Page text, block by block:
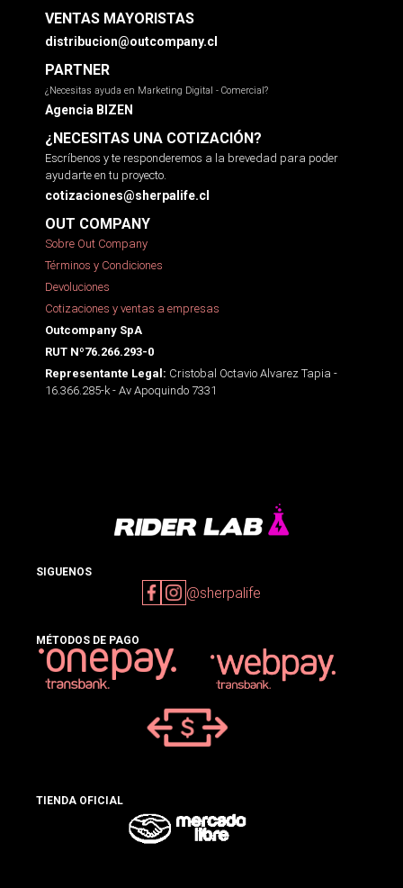
VENTAS MAYORISTAS
distribucion@outcompany.cl
PARTNER
¿Necesitas ayuda en Marketing Digital - Comercial?
Agencia BIZEN
¿NECESITAS UNA COTIZACIÓN?
Escríbenos y te responderemos a la brevedad para poder
ayudarte en tu proyecto.
cotizaciones@sherpalife.cl
OUT COMPANY
Sobre Out Company
Términos y Condiciones
Devoluciones
Cotizaciones y ventas a empresas
Outcompany SpA
RUT Nº76.266.293-0
Representante Legal: Cristobal Octavio Alvarez Tapia -
16.366.285-k - Av Apoquindo 7331
SIGUENOS
@sherpalife
MÉTODOS DE PAGO
TIENDA OFICIAL